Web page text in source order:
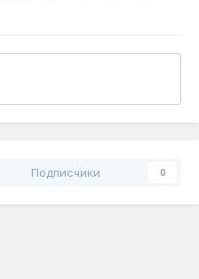
Подписчики 0